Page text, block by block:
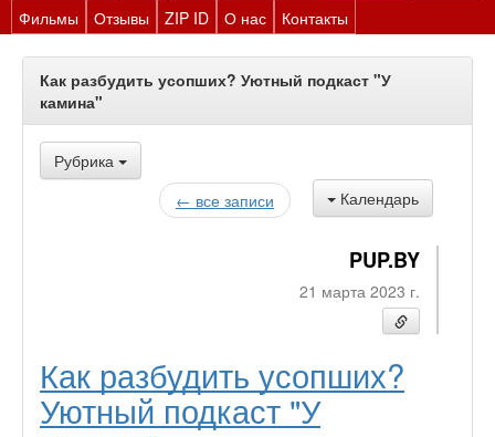
Фильмы
Отзывы ZIP ID О нас Контакты
Как разбудить усопших? Уютный подкаст "У
камина"
Рубрика
Календарь
← все записи
PUP.BY
21 марта 2023 г.
Как разбудить усопших?
Уютный подкаст "У